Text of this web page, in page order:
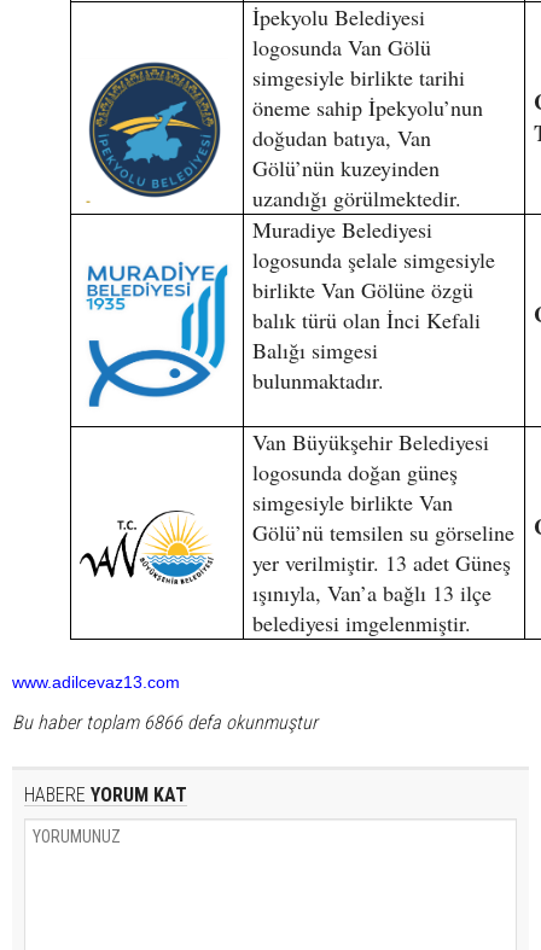
İpekyolu Belediyesi
logosunda Van Gölü
simgesiyle birlikte tarihi
öneme sahip İpekyolu’nun
doğudan batıya, Van
Gölü’nün kuzeyinden
uzandığı görülmektedir.
Muradiye Belediyesi
logosunda şelale simgesiyle
birlikte Van Gölüne özgü
balık türü olan İnci Kefali
Balığı simgesi
bulunmaktadır.
Van Büyükşehir Belediyesi
logosunda doğan güneş
simgesiyle birlikte Van
Gölü’nü temsilen su görseline
yer verilmiştir. 13 adet Güneş
ışınıyla, Van’a bağlı 13 ilçe
belediyesi imgelenmiştir.
www.adilcevaz13.com
Bu haber toplam 6866 defa okunmuştur
HABERE YORUM KAT